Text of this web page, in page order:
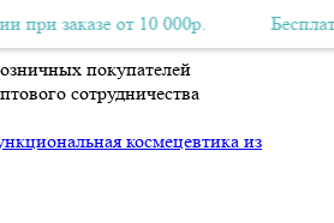
покупателей
сотрудничества
России при заказе от 10 000р.
заказе от 10 000р.